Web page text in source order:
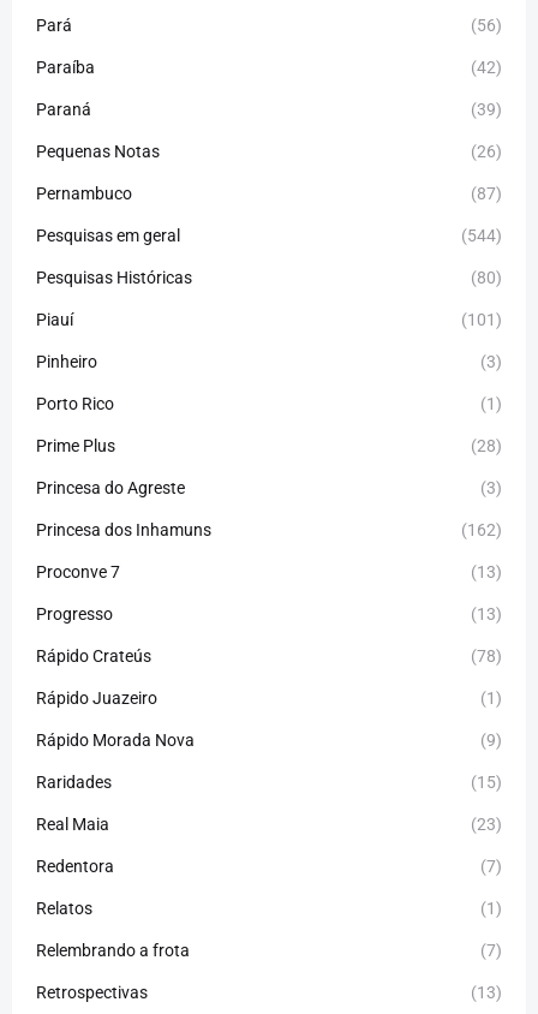
Pará (56)
Paraíba (42)
Paraná (39)
Pequenas Notas (26)
Pernambuco (87)
Pesquisas em geral (544)
Pesquisas Históricas (80)
Piauí (101)
Pinheiro (3)
Porto Rico (1)
Prime Plus (28)
Princesa do Agreste (3)
Princesa dos Inhamuns (162)
Proconve 7 (13)
Progresso (13)
Rápido Crateús (78)
Rápido Juazeiro (1)
Rápido Morada Nova (9)
Raridades (15)
Real Maia (23)
Redentora (7)
Relatos (1)
Relembrando a frota (7)
Retrospectivas (13)